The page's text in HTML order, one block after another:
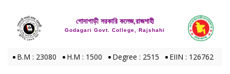
গোদাগাড়ী সরকারি কলেজ,রাজশাহী
Godagari Govt. College, Rajshahi
B.M : 23080 H.M : 1500 Degree : 2515 EIIN : 126762